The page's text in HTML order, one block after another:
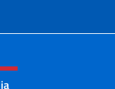
do menu